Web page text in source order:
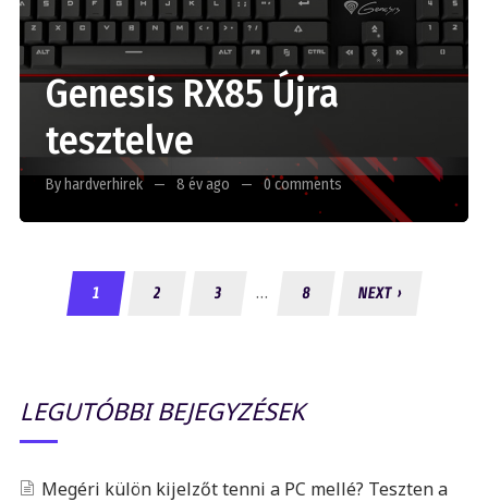
Genesis RX85 Újra
tesztelve
By hardverhirek 8 év ago 0 comments
1 2 3 … 8 NEXT ›
LEGUTÓBBI BEJEGYZÉSEK
Megéri külön kijelzőt tenni a PC mellé? Teszten a